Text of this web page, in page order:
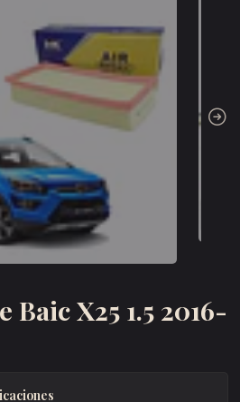
X25 1.5 2016-